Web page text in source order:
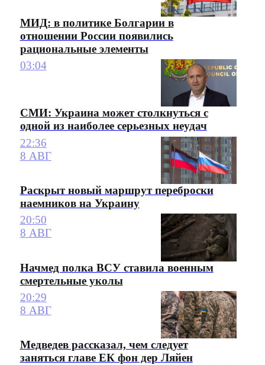
МИД: в политике Болгарии в
отношении России появились
рациональные элементы
03:04
СМИ: Украина может столкнуться с
одной из наиболее серьезных неудач
22:36
8 АВГ
Раскрыт новый маршрут переброски
наемников на Украину
20:50
8 АВГ
Начмед полка ВСУ ставила военным
смертельные уколы
20:29
8 АВГ
Медведев рассказал, чем следует
заняться главе ЕК фон дер Ляйен